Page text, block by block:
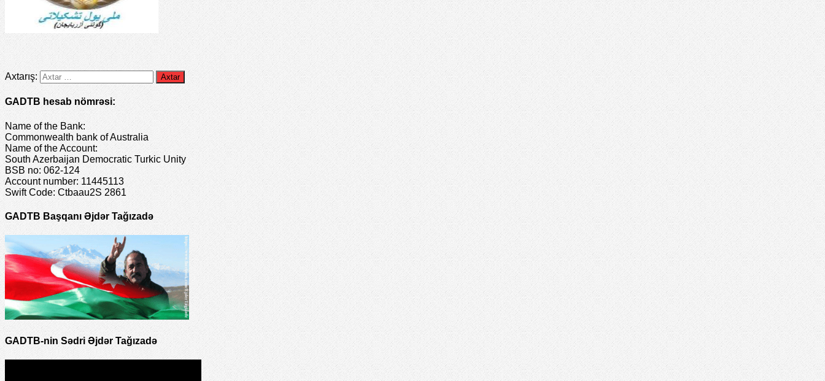
Axtarış:
GADTB hesab nömrəsi:
Name of the Bank:
Commonwealth bank of Australia
Name of the Account:
South Azerbaijan Democratic Turkic Unity
BSB no: 062-124
Account number: 11445113
Swift Code: Ctbaau2S 2861
GADTB Başqanı Əjdər Tağızadə
GADTB-nin Sədri Əjdər Tağızadə